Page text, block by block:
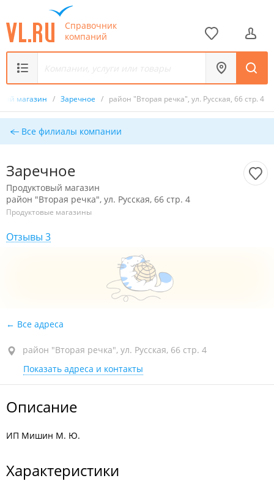
Справочник
компаний
магазин / Заречное / район "Вторая речка", ул. Русская, 66 стр. 4
Все филиалы компании
Заречное
Продуктовый магазин
район "Вторая речка", ул. Русская, 66 стр. 4
Продуктовые магазины
Отзывы 3
Все адреса
район "Вторая речка", ул. Русская, 66 стр. 4
Показать адреса и контакты
Описание
ИП Мишин М. Ю.
Характеристики